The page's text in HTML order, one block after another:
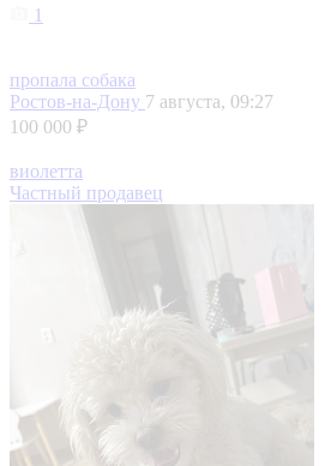
1
пропала собака
Ростов-на-Дону 7 августа, 09:27
100 000 ₽
виолетта
Частный продавец